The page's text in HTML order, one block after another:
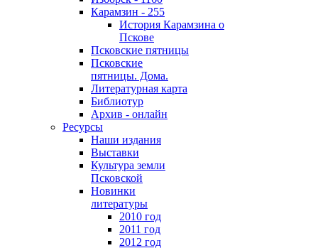
Карамзин - 255
История Карамзина о
Пскове
Псковские пятницы
Псковские
пятницы. Дома.
Литературная карта
Библиотур
Архив - онлайн
Ресурсы
Наши издания
Выставки
Культура земли
Псковской
Новинки
литературы
2010 год
2011 год
2012 год